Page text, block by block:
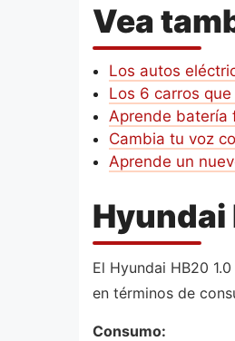
Vea
Los autos
Los 6 carros
Aprende batería
Cambia tu voz
Aprende un
Hyundai
El Hyundai HB20
en términos de
Consumo: